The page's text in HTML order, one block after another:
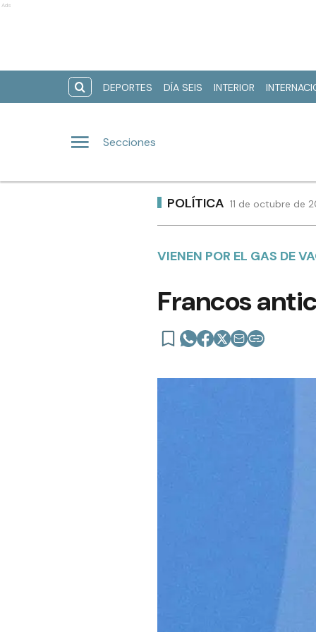
Ads
DEPORTES DÍA SEIS INTERIOR
Secciones
POLÍTICA 11 de octubre de
VIENEN POR EL GAS DE
Francos